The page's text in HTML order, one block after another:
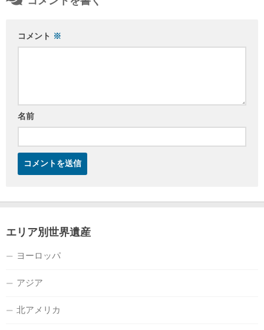
コメント ※
名前
エリア別世界遺産
ヨーロッパ
アジア
北アメリカ